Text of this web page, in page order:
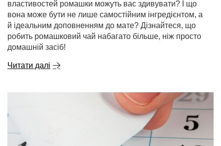
властивостей ромашки можуть вас здивувати? І що
вона може бути не лише самостійним інгредієнтом, а
й ідеальним доповненням до мате? Дізнайтеся, що
робить ромашковий чай набагато більше, ніж просто
домашній засіб!
Читати далі